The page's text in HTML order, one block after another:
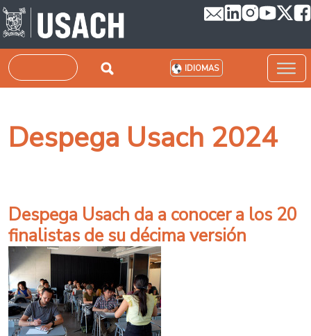
Pasar al contenido principal
Buscar IDIOMAS
Despega Usach 2024
Despega Usach da a conocer a los 20
finalistas de su décima versión